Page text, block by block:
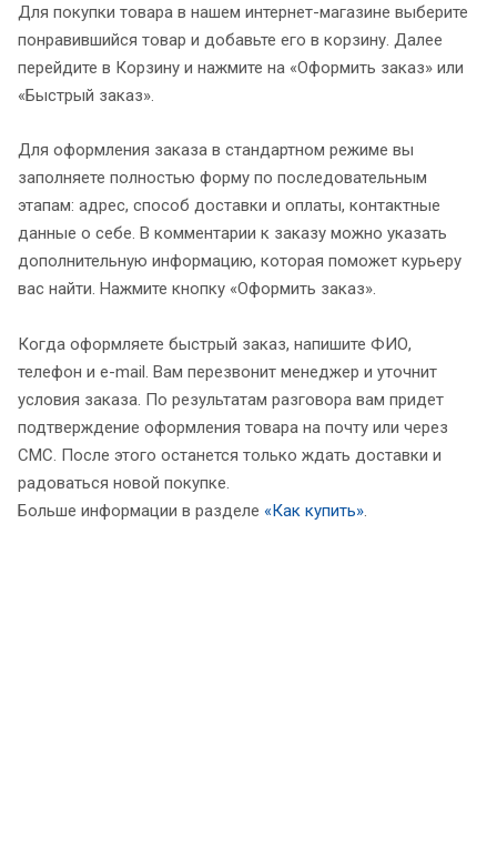
Для покупки товара в нашем интернет-магазине выберите
понравившийся товар и добавьте его в корзину. Далее
перейдите в Корзину и нажмите на «Оформить заказ» или
«Быстрый заказ».
Для оформления заказа в стандартном режиме вы
заполняете полностью форму по последовательным
этапам: адрес, способ доставки и оплаты, контактные
данные о себе. В комментарии к заказу можно указать
дополнительную информацию, которая поможет курьеру
вас найти. Нажмите кнопку «Оформить заказ».
Когда оформляете быстрый заказ, напишите ФИО,
телефон и e-mail. Вам перезвонит менеджер и уточнит
условия заказа. По результатам разговора вам придет
подтверждение оформления товара на почту или через
СМС. После этого останется только ждать доставки и
радоваться новой покупке.
Больше информации в разделе «Как купить».